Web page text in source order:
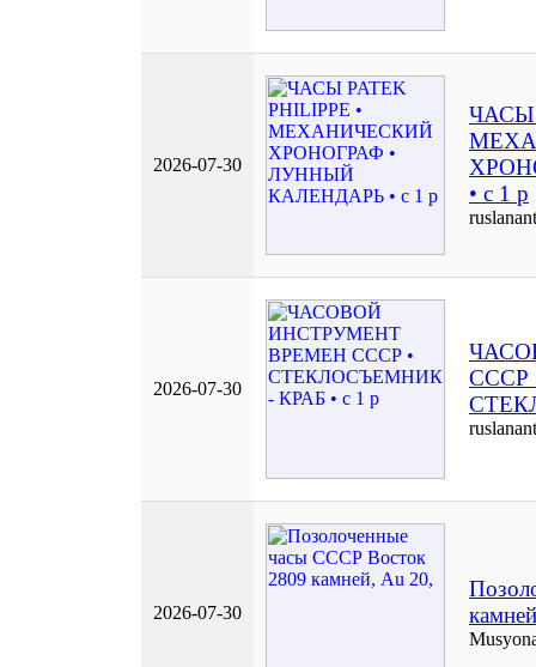
2026-07-30
ЧАСЫ
• с 1 р
2026-07-30
СССР
2026-07-30